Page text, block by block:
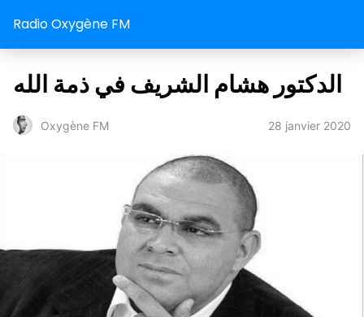
Radio Oxygène FM
الدكتور هشام الشريف في ذمة الله
Oxygène FM 28 janvier 2020